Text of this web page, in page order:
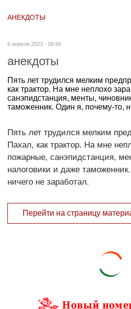
АНЕКДОТЫ
6 апреля 2023 - 08:46
анекдоты
Пять лет трудился мелким
как трактор. На мне неплохо
санэпидстанция, менты,
таможенник. Один я, почему-то,
Пять лет трудился мелким
Пахал, как трактор. На мне
пожарные, санэпидстанция,
налоговики и даже
ничего не заработал.
Перейти на страницу
Новый